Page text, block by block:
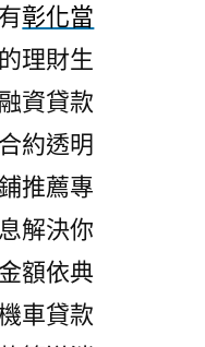
彰化當
理財生
資貸款
約透明
推薦專
解決你
額依典
車貸款